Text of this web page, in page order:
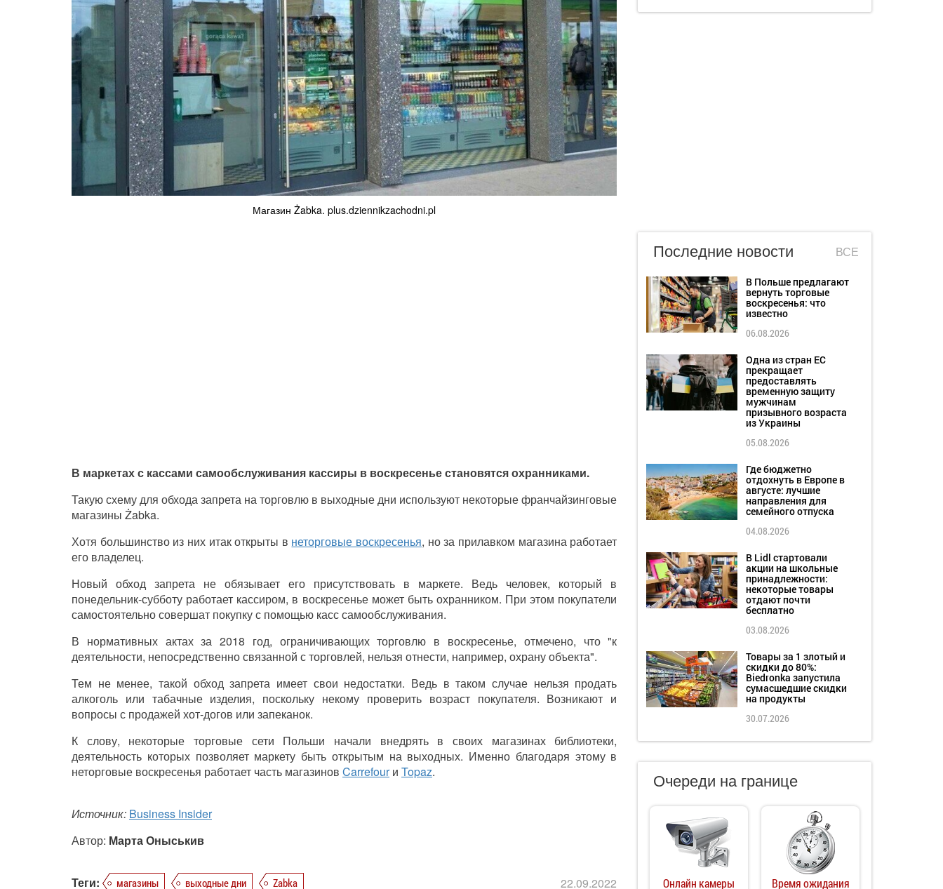
Магазин Żabka. plus.dziennikzachodni.pl
В маркетах с кассами самообслуживания кассиры в воскресенье становятся охранниками.
Такую схему для обхода запрета на торговлю в выходные дни используют некоторые франчайзинговые
магазины Żabka.
Хотя большинство из них итак открыты в неторговые воскресенья, но за прилавком магазина работает
его владелец.
Новый обход запрета не обязывает его присутствовать в маркете. Ведь человек, который в
понедельник-субботу работает кассиром, в воскресенье может быть охранником. При этом покупатели
самостоятельно совершат покупку с помощью касс самообслуживания.
В нормативных актах за 2018 год, ограничивающих торговлю в воскресенье, отмечено, что "к
деятельности, непосредственно связанной с торговлей, нельзя отнести, например, охрану объекта".
Тем не менее, такой обход запрета имеет свои недостатки. Ведь в таком случае нельзя продать
алкоголь или табачные изделия, поскольку некому проверить возраст покупателя. Возникают и
вопросы с продажей хот-догов или запеканок.
К слову, некоторые торговые сети Польши начали внедрять в своих магазинах библиотеки,
деятельность которых позволяет маркету быть открытым на выходных. Именно благодаря этому в
неторговые воскресенья работает часть магазинов Carrefourи Topaz.
Источник: Business Insider
Автор: Марта Оныськив
Теги: магазины выходные дни Zabka 22.09.2022
Последние новости ВСЕ
В Польше предлагают
вернуть торговые
воскресенья: что
известно
06.08.2026
Одна из стран ЕС
прекращает
предоставлять
временную защиту
мужчинам
призывного возраста
из Украины
05.08.2026
Где бюджетно
отдохнуть в Европе в
августе: лучшие
направления для
семейного отпуска
04.08.2026
В Lidl стартовали
акции на школьные
принадлежности:
некоторые товары
отдают почти
бесплатно
03.08.2026
Товары за 1 злотый и
скидки до 80%:
Biedronka запустила
сумасшедшие скидки
на продукты
30.07.2026
Очереди на границе
Онлайн камеры Время ожидания